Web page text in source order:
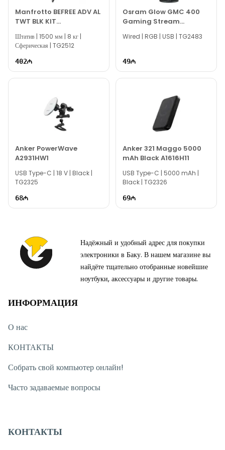
sərfəli qiymətə!
Manfrotto BEFREE ADV AL
TWT BLK KIT
MKBFRTA4BK-BH
Штатив | 1500 мм | 8 кг |
Сферическая | TG2512
402
Osram Glow GMC 400
Gaming Stream
Microphone 64640
Wired | RGB | USB | TG2483
49
Anker PowerWave
A2931HW1
USB Type-C | 18 V | Black |
TG2325
68
Anker 321 Maggo 5000
mAh Black A1616H11
USB Type-C | 5000 mAh |
Black | TG2326
69
Надёжный и удобный адрес для покупки
электроники в Баку. В нашем магазине вы
найдёте тщательно отобранные новейшие
ноутбуки, аксессуары и другие товары.
ИНФОРМАЦИЯ
О нас
КОНТАКТЫ
Собрать свой компьютер онлайн!
Часто задаваемые вопросы
КОНТАКТЫ